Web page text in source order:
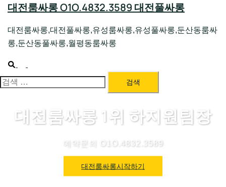
대전룸싸롱 O1O.4832.3589 대전풀싸롱
대전룸싸롱,대전풀싸롱,유성룸싸롱,유성풀싸롱,둔산동룸싸
롱,둔산동풀싸롱,월평동룸싸롱
Search
menu
검
대전룸싸롱 1위 하지원팀장
예약문의 O1O.4832.3589
대전룸싸롱시작하기